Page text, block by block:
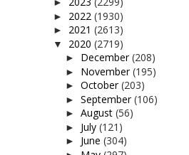
► 2022 (1930)
► 2021 (2613)
▼ 2020 (2719)
► December(208)
► November(195)
► October(203)
► September(106)
► August (56)
► July (121)
► June (304)